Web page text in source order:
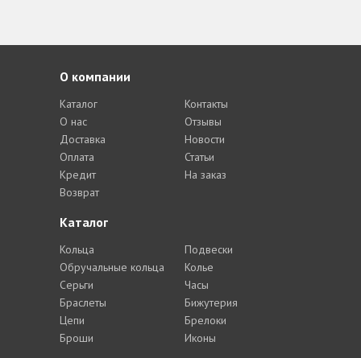
Каталог
Кольца
Обручальные кольца
Серьги
Браслеты
Цепи
Броши
Подвески
Колье
Часы
Бижутерия
Брелоки
Иконы
О компании
Каталог
О нас
Доставка
Оплата
Кредит
Возврат
Контакты
Отзывы
Новости
Статьи
На заказ